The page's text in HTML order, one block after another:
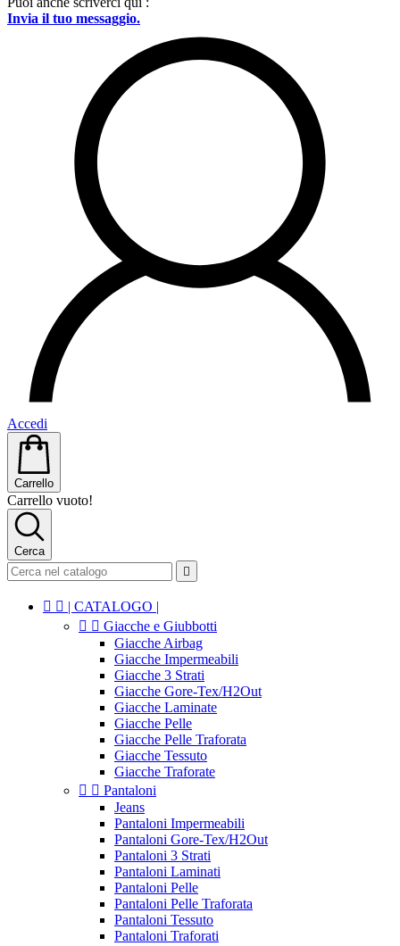
Invia il tuo messaggio.
Accedi
Carrello
Carrello vuoto!
Cerca

  | CATALOGO |
  Giacche e Giubbotti
Giacche Airbag
Giacche Impermeabili
Giacche 3 Strati
Giacche Gore-Tex/H2Out
Giacche Laminate
Giacche Pelle
Giacche Pelle Traforata
Giacche Tessuto
Giacche Traforate
  Pantaloni
Jeans
Pantaloni Impermeabili
Pantaloni Gore-Tex/H2Out
Pantaloni 3 Strati
Pantaloni Laminati
Pantaloni Pelle
Pantaloni Pelle Traforata
Pantaloni Tessuto
Pantaloni Traforati